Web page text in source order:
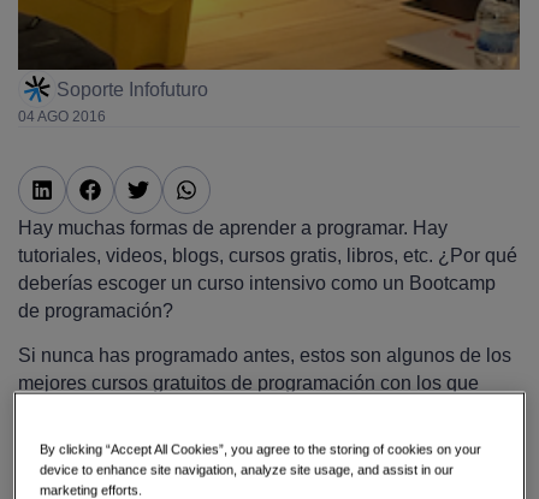
Soporte Infofuturo
04 AGO 2016
Hay muchas formas de aprender a programar. Hay
tutoriales, videos, blogs, cursos gratis, libros, etc. ¿Por qué
deberías escoger un curso intensivo como un Bootcamp
de programación?
Si nunca has programado antes, estos son algunos de los
mejores cursos gratuitos de programación con los que
Codecademy: es una gran forma de
aprender las piezas básicas que se usan
By clicking “Accept All Cookies”, you agree to the storing of cookies on your
device to enhance site navigation, analyze site usage, and assist in our
marketing efforts.